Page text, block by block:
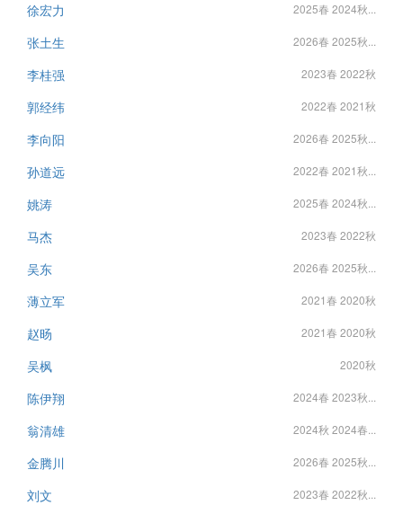
徐宏力 2025春 2024秋...
张土生 2026春 2025秋...
李桂强 2023春 2022秋
郭经纬 2022春 2021秋
李向阳 2026春 2025秋...
孙道远 2022春 2021秋...
姚涛 2025春 2024秋...
马杰 2023春 2022秋
吴东 2026春 2025秋...
薄立军 2021春 2020秋
赵旸 2021春 2020秋
吴枫 2020秋
陈伊翔 2024春 2023秋...
翁清雄 2024秋 2024春...
金腾川 2026春 2025秋...
刘文 2023春 2022秋...